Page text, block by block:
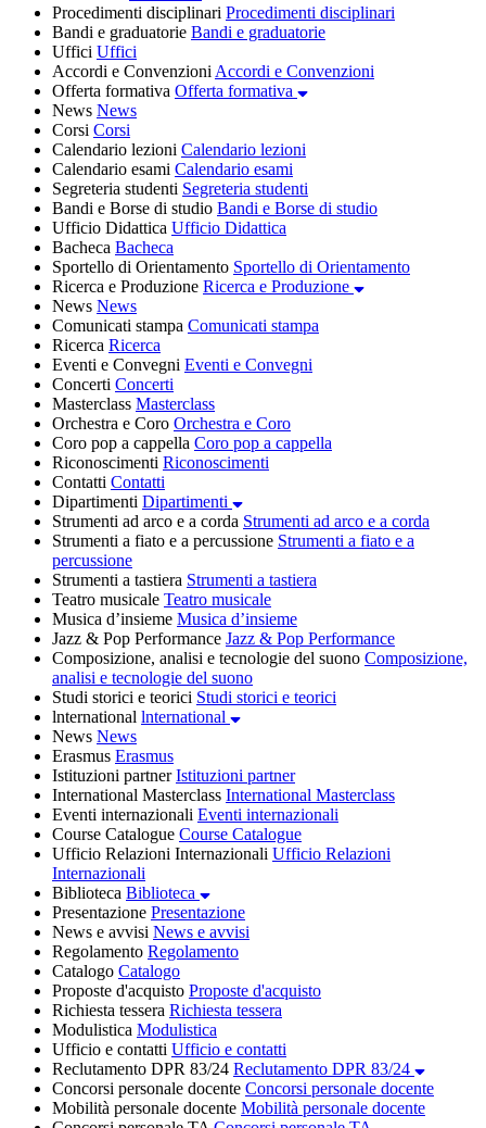
Procedimenti disciplinari Procedimenti disciplinari
Bandi e graduatorie Bandi e graduatorie
Uffici Uffici
Accordi e Convenzioni Accordi e Convenzioni
Offerta formativa Offerta formativa
News News
Corsi Corsi
Calendario lezioni Calendario lezioni
Calendario esami Calendario esami
Segreteria studenti Segreteria studenti
Bandi e Borse di studio Bandi e Borse di studio
Ufficio Didattica Ufficio Didattica
Bacheca Bacheca
Sportello di Orientamento Sportello di Orientamento
Ricerca e Produzione Ricerca e Produzione
News News
Comunicati stampa Comunicati stampa
Ricerca Ricerca
Eventi e Convegni Eventi e Convegni
Concerti Concerti
Masterclass Masterclass
Orchestra e Coro Orchestra e Coro
Coro pop a cappella Coro pop a cappella
Riconoscimenti Riconoscimenti
Contatti Contatti
Dipartimenti Dipartimenti
Strumenti ad arco e a corda Strumenti ad arco e a corda
Strumenti a fiato e a percussione Strumenti a fiato e a
percussione
Strumenti a tastiera Strumenti a tastiera
Teatro musicale Teatro musicale
Musica d’insieme Musica d’insieme
Jazz & Pop Performance Jazz & Pop Performance
Composizione, analisi e tecnologie del suono Composizione,
analisi e tecnologie del suono
Studi storici e teorici Studi storici e teorici
lnternational lnternational
News News
Erasmus Erasmus
Istituzioni partner Istituzioni partner
International Masterclass International Masterclass
Eventi internazionali Eventi internazionali
Course Catalogue Course Catalogue
Ufficio Relazioni Internazionali Ufficio Relazioni
Internazionali
Biblioteca Biblioteca
Presentazione Presentazione
News e avvisi News e avvisi
Regolamento Regolamento
Catalogo Catalogo
Proposte d'acquisto Proposte d'acquisto
Richiesta tessera Richiesta tessera
Modulistica Modulistica
Ufficio e contatti Ufficio e contatti
Reclutamento DPR 83/24 Reclutamento DPR 83/24
Concorsi personale docente Concorsi personale docente
Mobilità personale docente Mobilità personale docente